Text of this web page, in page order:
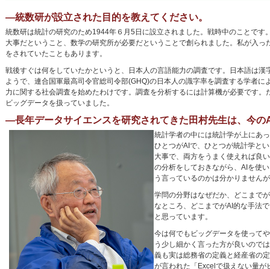
―統数研が設立された目的を教えてください。
統数研は統計の研究のため1944年６月5日に設立されました。戦時中のことで
大事だということ、数学の研究所が必要だということで創られました。私が入
をされていたこともあります。
戦後すぐは何をしていたかというと、日本人の言語能力の調査です。日本語は
ようで、連合国軍最高司令官総司令部(GHQ)の日本人の識字率を調査する学者
力に関する社会調査を始めたわけです。調査を分析するには計算機が必要です
ビッグデータを扱っていました。
―長年データサイエンスを研究されてきた田村先生は、今の
統計学者の中には統計学が上にあ
ひとつがAIで、ひとつが統計学と
大事で、両方をうまく使えれば良
の分析をしておきながら、AIを使
う言っているのかは分かりません
学問の分野はなぜだか、どこまで
なところ、どこまでがAI的な手法
と思っています。
今は何でもビッグデータを使って
う少し細かく言った方が良いので
義も実は総務省の定義と経産省の
が言われた「Excelで扱えない量